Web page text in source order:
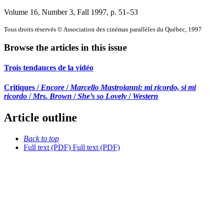
Volume 16, Number 3, Fall 1997, p. 51–53
Tous droits réservés © Association des cinémas parallèles du Québec, 1997
Browse the articles in this issue
Trois tendances de la vidéo
Critiques / Encore / Marcello Mastroianni: mi ricordo, si mi
ricordo / Mrs. Brown /She’s so Lovely / Western
Article outline
Back to top
Full text (PDF) Full text (PDF)